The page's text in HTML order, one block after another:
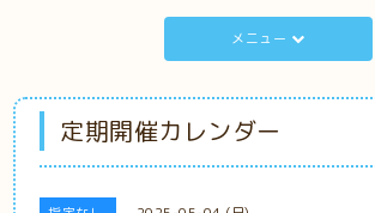
メニュー
定期開催カレンダー